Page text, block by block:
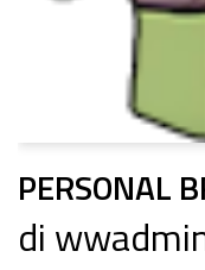
PERSONAL
di